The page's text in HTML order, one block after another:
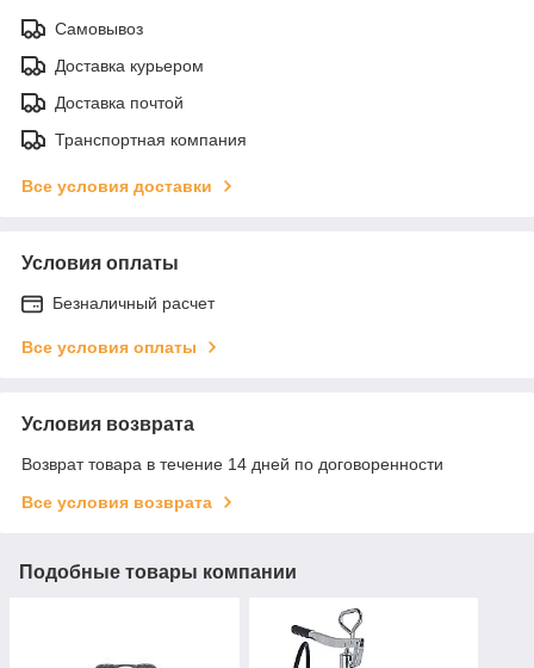
Самовывоз
Доставка курьером
Доставка почтой
Транспортная компания
Все условия доставки
Условия оплаты
Безналичный расчет
Все условия оплаты
Условия возврата
Возврат товара в течение 14 дней по договоренности
Все условия возврата
Подобные товары компании